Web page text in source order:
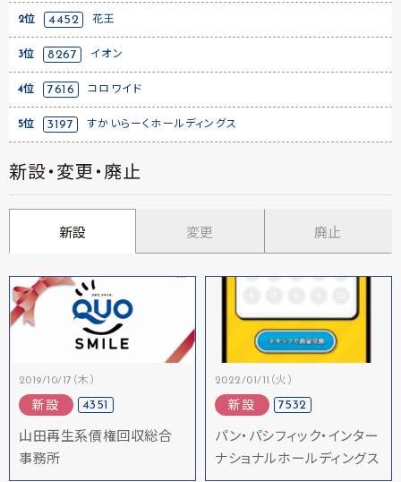
2位 4452 花王
3位 8267 イオン
4位 7616 コロワイド
5位 3197 すかいらーくホールディングス
新設・変更・廃止
新設 変更 廃止
2019/10/17（木）
新設 4351
山田再生系債権回収総合
事務所
2022/01/11（火）
新設 7532
パン・パシフィック・インター
ナショナルホールディングス